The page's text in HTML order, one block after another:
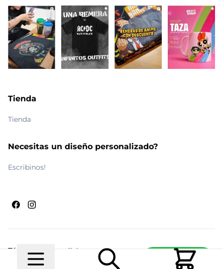
Escribinos
Tienda
Tienda
Necesitas un diseño personalizado?
Escribinos!
© 2026 Maldito RamónRealizado por Ecwid de
Términos y condiciones